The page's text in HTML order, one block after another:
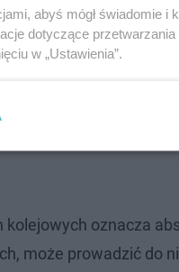
oznacza
może prowadzić do
abyś mógł świadomie
dotyczące
w „Ustawienia”.